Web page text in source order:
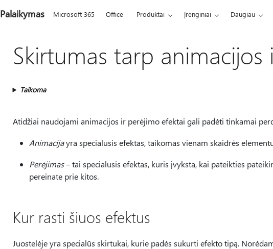
Palaikymas Microsoft 365 Office Produktai Įrenginiai Daugiau
Skirtumas tarp animacijos
Taikoma
Atidžiai naudojami animacijos ir perėjimo efektai gali padėti tinkamai
Animacijayra specialusis efektas, taikomas vienam skaidrės
Perėjimas– tai specialusis efektas, kuris įvyksta, kai pateikties
pereinate prie kitos.
Kur rasti šiuos efektus
Juostelėje yra specialūs skirtukai, kurie padės sukurti efekto tipą.